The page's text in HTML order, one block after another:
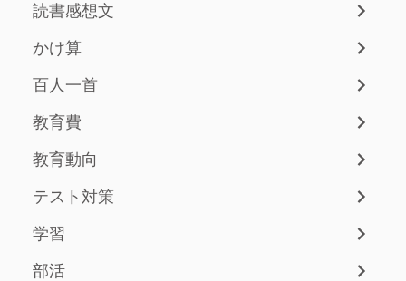
読書感想文
かけ算
百人一首
教育費
教育動向
テスト対策
学習
部活